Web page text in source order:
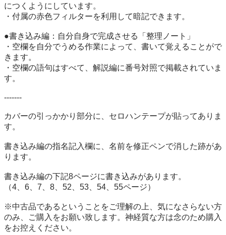
につくようにしています。
・付属の赤色フィルターを利用して暗記できます。
●書き込み編：自分自身で完成させる「整理ノート」
・空欄を自分でうめる作業によって、書いて覚えることがで
きます。
・空欄の語句はすべて、解説編に番号対照で掲載されていま
す。
-------
カバーの引っかかり部分に、セロハンテープが貼ってありま
す。
書き込み編の指名記入欄に、名前を修正ペンで消した跡があ
ります。
書き込み編の下記8ページに書き込みがあります。
（4、6、7、8、52、53、54、55ページ）
※中古品であるということをご理解の上、気になさらない方
のみ、ご購入をお願い致します。神経質な方は念のため購入
をお控えください。